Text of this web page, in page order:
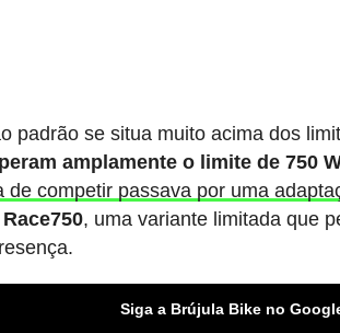
padrão se situa muito acima dos
amplamente o limite de 750
de competir passava por uma
, uma variante limitada que
Siga a Brújula Bike no